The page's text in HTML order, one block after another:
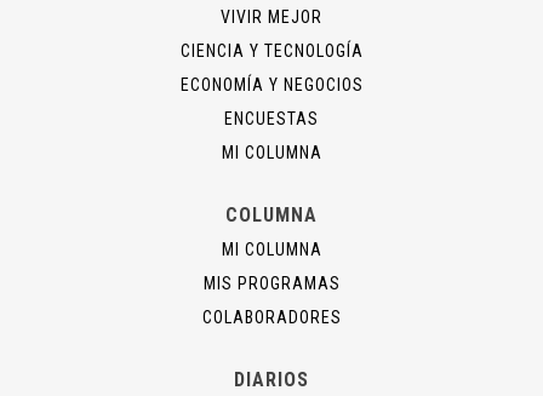
VIVIR MEJOR
CIENCIA Y TECNOLOGÍA
ECONOMÍA Y NEGOCIOS
ENCUESTAS
MI COLUMNA
COLUMNA
MI COLUMNA
MIS PROGRAMAS
COLABORADORES
DIARIOS